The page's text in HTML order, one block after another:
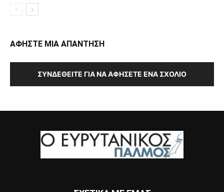
ΑΦΗΣΤΕ ΜΙΑ ΑΠΑΝΤΗΣΗ
ΣΥΝΔΕΘΕΊΤΕ ΓΙΑ ΝΑ ΑΦΉΣΕΤΕ ΈΝΑ ΣΧΌΛΙΟ